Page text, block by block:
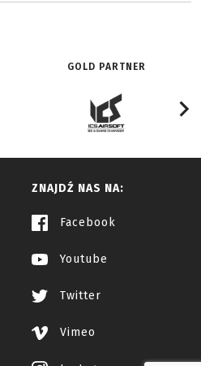
GOLD PARTNER
ZNAJDŹ NAS NA:
Facebook
Youtube
Twitter
Vimeo